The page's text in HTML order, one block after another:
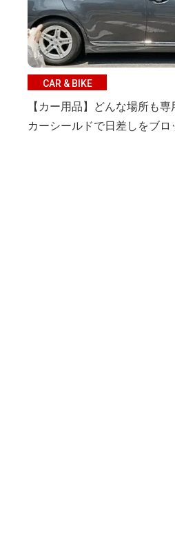
CAR & BIKE
【カー用品】どんな場所も
カーシールドで日差しをブロ